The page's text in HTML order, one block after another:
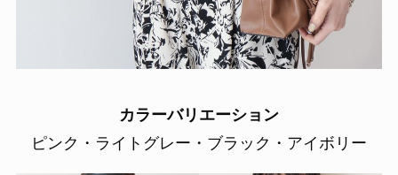
カラーバリエーション
ピンク・ライトグレー・ブラック・アイボリー